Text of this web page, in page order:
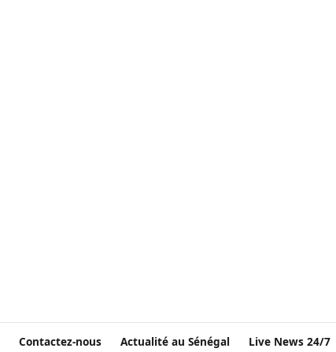
Contactez-nous Actualité au Sénégal Live News 24/7